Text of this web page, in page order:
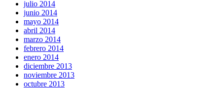
julio 2014
junio 2014
mayo 2014
abril 2014
marzo 2014
febrero 2014
enero 2014
diciembre 2013
noviembre 2013
octubre 2013